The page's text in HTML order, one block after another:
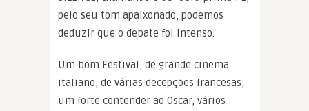
pelo seu tom apaixonado, podemos
deduzir que o debate foi intenso.
Um bom Festival, de grande cinema
italiano, de várias decepções francesas,
um forte contender ao Oscar, vários